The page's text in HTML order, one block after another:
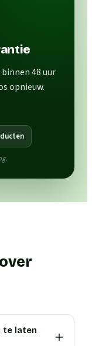
48 uur
opnieuw.
te laten